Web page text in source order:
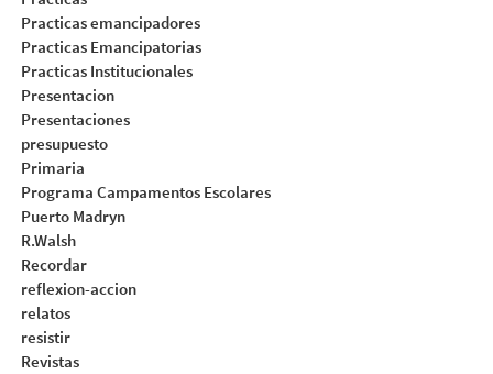
Practicas emancipadores
Practicas Emancipatorias
Practicas Institucionales
Presentacion
Presentaciones
presupuesto
Primaria
Programa Campamentos Escolares
Puerto Madryn
R.Walsh
Recordar
reflexion-accion
relatos
resistir
Revistas